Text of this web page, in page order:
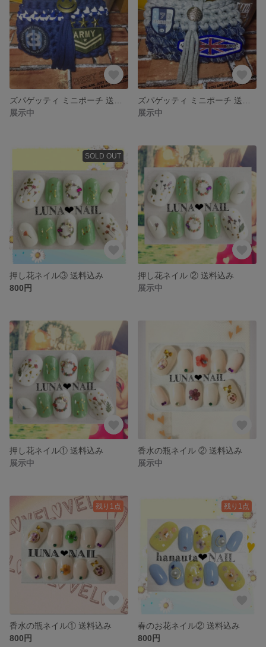
展示中
展示中
SOLD OUT
押し花ネイル③ 送料込み
800円
押し花ネイル ② 送料込み
展示中
押し花ネイル① 送料込み
展示中
香水の瓶ネイル ② 送料込み
展示中
残り1点
香水の瓶ネイル① 送料込み
800円
残り1点
春のお花ネイル② 送料込み
800円